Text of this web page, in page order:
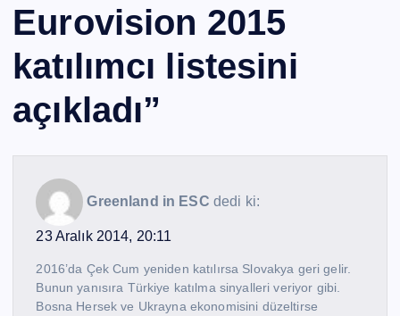
Eurovision 2015
katılımcı listesini
açıkladı”
Greenland in ESC dedi ki:
23 Aralık 2014, 20:11
2016’da Çek Cum yeniden katılırsa Slovakya geri gelir.
Bunun yanısıra Türkiye katılma sinyalleri veriyor gibi.
Bosna Hersek ve Ukrayna ekonomisini düzeltirse